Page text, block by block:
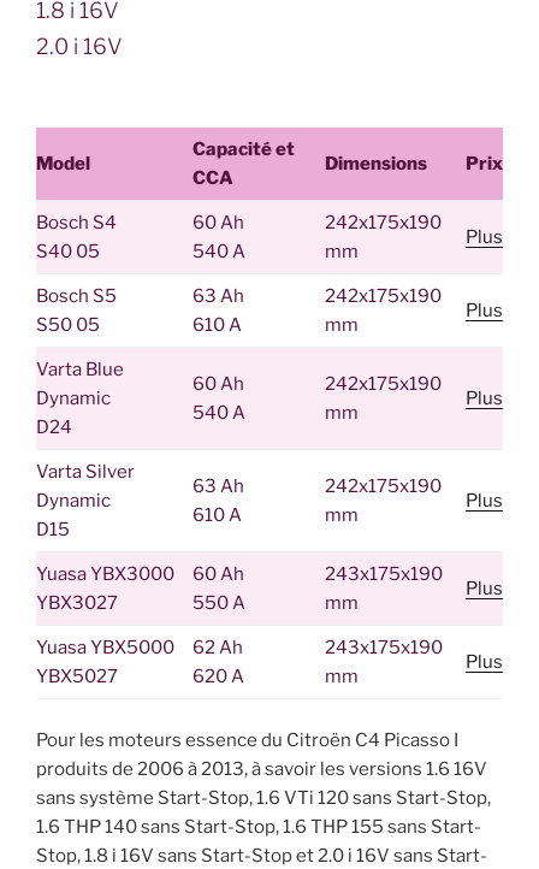
1.8 i 16V
2.0 i 16V
Model
Capacité et
CCA
Dimensions Prix
Bosch S4
S40 05
60 Ah
540 A
242x175x190
mm
Plus
Bosch S5
S50 05
63 Ah
610 A
242x175x190
mm
Plus
Varta Blue
Dynamic
D24
60 Ah
540 A
242x175x190
mm
Plus
Varta Silver
Dynamic
D15
63 Ah
610 A
242x175x190
mm
Plus
Yuasa YBX3000
YBX3027
60 Ah
550 A
243x175x190
mm
Plus
Yuasa YBX5000
YBX5027
62 Ah
620 A
243x175x190
mm
Plus
Pour les moteurs essence du Citroën C4 Picasso I
produits de 2006 à 2013, à savoir les versions 1.6 16V
sans système Start-Stop, 1.6 VTi 120 sans Start-Stop,
1.6 THP 140 sans Start-Stop, 1.6 THP 155 sans Start-
Stop, 1.8 i 16V sans Start-Stop et 2.0 i 16V sans Start-